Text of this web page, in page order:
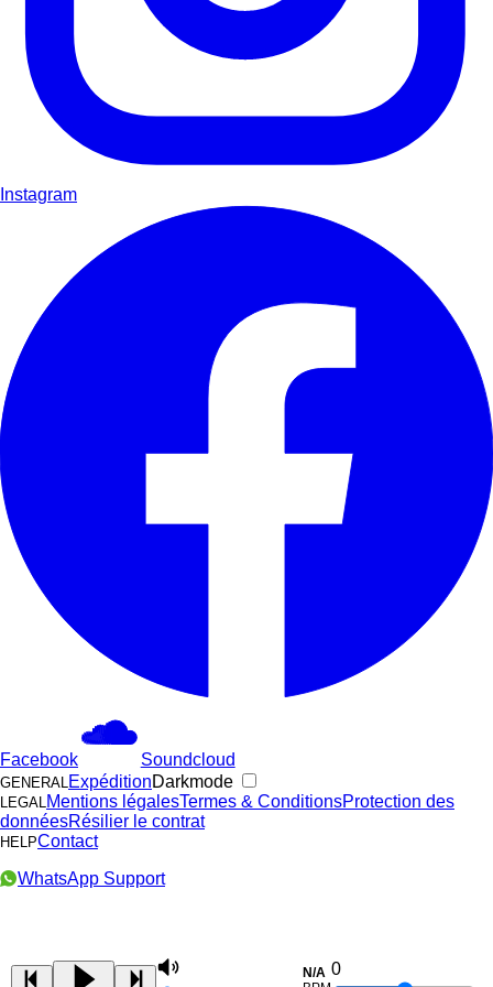
Instagram
Facebook Soundcloud
GENERAL ExpéditionDarkmode
LEGAL Mentions légalesTermes & ConditionsProtection des
donnéesRésilier le contrat
HELPContact
WhatsApp Support
N/A 0